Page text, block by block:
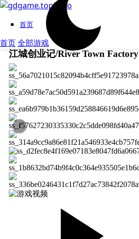
首页
首页全部游戏
江城创业记/River Town Factory